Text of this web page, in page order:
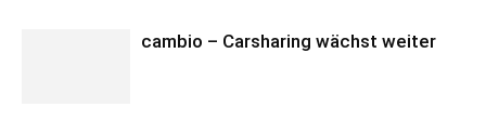
cambio – Carsharing wächst weiter